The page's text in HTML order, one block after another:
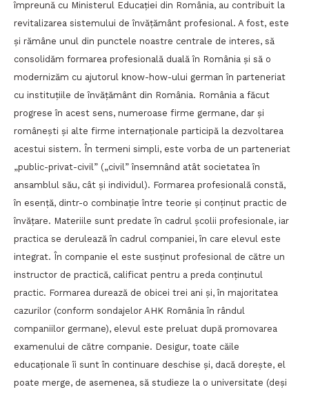
împreună cu Ministerul Educației din România, au contribuit la
revitalizarea sistemului de învățământ profesional. A fost, este
și rămâne unul din punctele noastre centrale de interes, să
consolidăm formarea profesională duală în România și să o
modernizăm cu ajutorul know-how-ului german în parteneriat
cu instituțiile de învățământ din România. România a făcut
progrese în acest sens, numeroase firme germane, dar și
românești și alte firme internaționale participă la dezvoltarea
acestui sistem. În termeni simpli, este vorba de un parteneriat
„public-privat-civil” („civil” însemnând atât societatea în
ansamblul său, cât și individul). Formarea profesională constă,
în esență, dintr-o combinație între teorie și conținut practic de
învățare. Materiile sunt predate în cadrul școlii profesionale, iar
practica se derulează în cadrul companiei, în care elevul este
integrat. În companie el este susținut profesional de către un
instructor de practică, calificat pentru a preda conținutul
practic. Formarea durează de obicei trei ani și, în majoritatea
cazurilor (conform sondajelor AHK România în rândul
companiilor germane), elevul este preluat după promovarea
examenului de către companie. Desigur, toate căile
educaționale îi sunt în continuare deschise și, dacă dorește, el
poate merge, de asemenea, să studieze la o universitate (deși